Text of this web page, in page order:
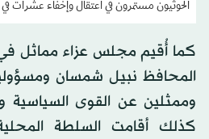
الحوثيون مستمرون في اعتقال وإخفاء عشرات
كما أُقيم مجلس عزاء مماثل
المحافظ نبيل شمسان
وممثلين عن القوى السياسية
كذلك أقامت السلطة